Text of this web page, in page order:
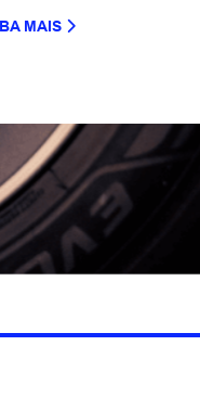
MAIS